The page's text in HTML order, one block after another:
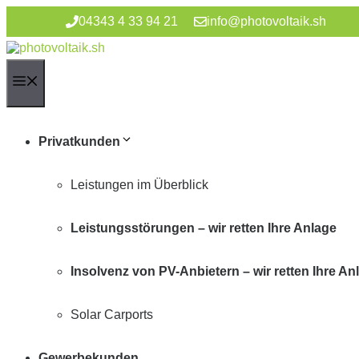
springen
04343 4 33 94 21 info@photovoltaik.sh
Privatkunden
Leistungen im Überblick
Leistungsstörungen – wir retten Ihre Anlage
Insolvenz von PV-Anbietern – wir retten Ihre
Solar Carports